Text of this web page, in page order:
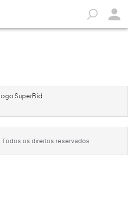
Todos os direitos reservados